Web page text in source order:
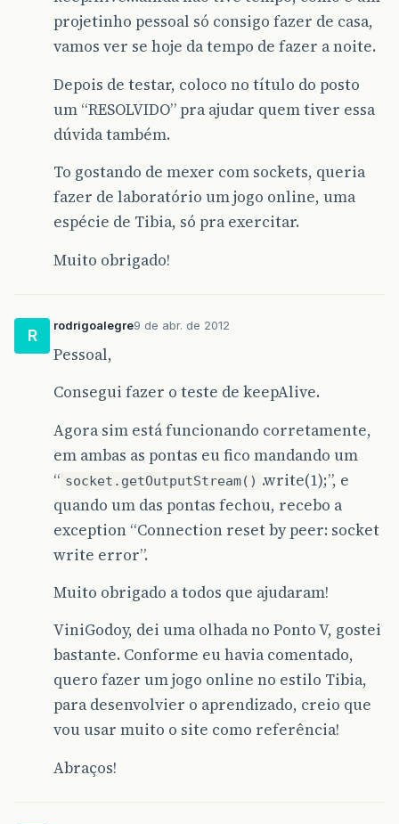
projetinho pessoal só consigo fazer de casa,
vamos ver se hoje da tempo de fazer a noite.
Depois de testar, coloco no título do posto
um “RESOLVIDO” pra ajudar quem tiver essa
dúvida também.
To gostando de mexer com sockets, queria
fazer de laboratório um jogo online, uma
espécie de Tibia, só pra exercitar.
Muito obrigado!
R
rodrigoalegre9 de abr. de 2012
Pessoal,
Consegui fazer o teste de keepAlive.
Agora sim está funcionando corretamente,
em ambas as pontas eu fico mandando um
“ socket.getOutputStream() .write(1);”, e
quando um das pontas fechou, recebo a
exception “Connection reset by peer: socket
write error”.
Muito obrigado a todos que ajudaram!
ViniGodoy, dei uma olhada no Ponto V, gostei
bastante. Conforme eu havia comentado,
quero fazer um jogo online no estilo Tibia,
para desenvolvier o aprendizado, creio que
vou usar muito o site como referência!
Abraços!